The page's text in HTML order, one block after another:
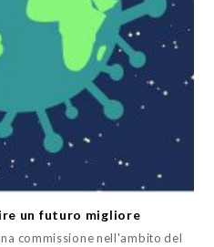
un futuro migliore
commissione nell'ambito del